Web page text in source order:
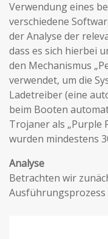
Verwendung eines
verschiedene
der Analyse der
dass es sich hierbei
den Mechanismus
verwendet, um die
Ladetreiber (eine
beim Booten
Trojaner als „Purple
wurden mindestens
Analyse
Betrachten wir
Ausführungsprozess